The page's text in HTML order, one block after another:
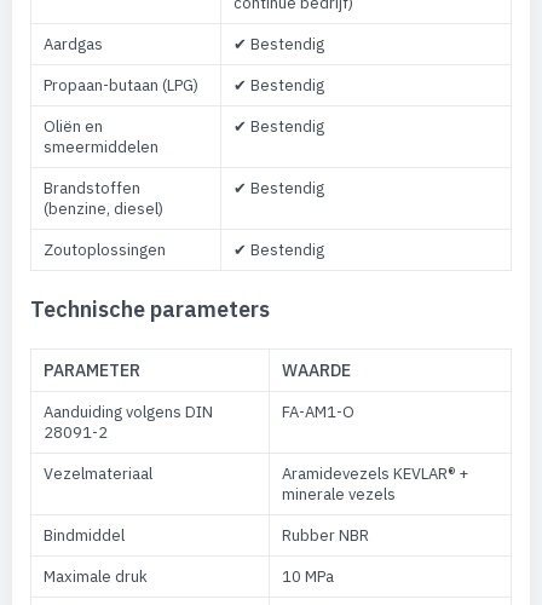
Aardgas
✔ Bestendig
Propaan-butaan (LPG)
✔ Bestendig
Oliën en
smeermiddelen
✔ Bestendig
Brandstoffen
(benzine, diesel)
✔ Bestendig
Zoutoplossingen ✔ Bestendig
Technische parameters
PARAMETER WAARDE
Aanduiding volgens DIN
28091-2
FA-AM1-O
Vezelmateriaal
Aramidevezels KEVLAR® +
minerale vezels
Bindmiddel
Rubber NBR
Maximale druk
10 MPa